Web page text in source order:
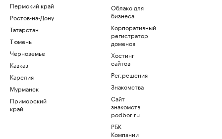
Пермский край
Ростов-на-Дону
Татарстан
Тюмень
Черноземье
Кавказ
Карелия
Мурманск
Приморский
край
Облако для
бизнеса
Корпоративный
регистратор
доменов
Хостинг
сайтов
Рег.решения
Знакомства
Сайт
знакомств
podbor.ru
РБК
Компании